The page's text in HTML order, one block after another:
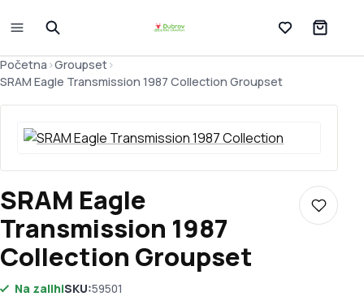
Lista želja
Početna >Groupset>
SRAM Eagle Transmission 1987 Collection Groupset
SRAM Eagle
Transmission 1987
Collection Groupset
Dodaj
Na zalihiSKU:59501